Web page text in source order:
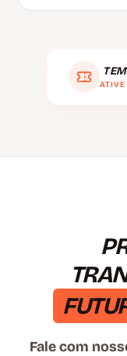
ATIVE
Fale com